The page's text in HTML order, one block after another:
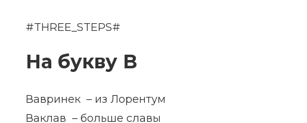
#THREE_STEPS#
На букву В
Вавринек – из Лорентум
Ваклав – больше славы